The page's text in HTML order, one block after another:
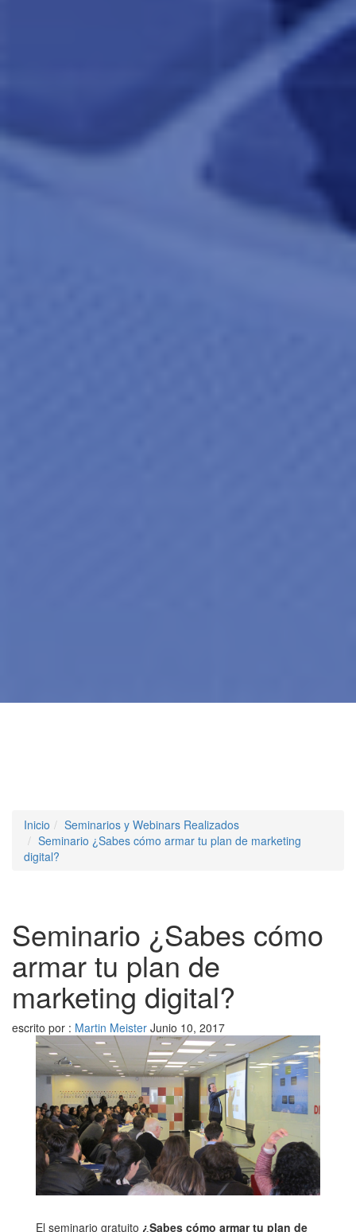
Inicio
Seminarios y Webinars Realizados
Seminario ¿Sabes cómo armar tu plan de marketing
digital?
Seminario ¿Sabes cómo
armar tu plan de
marketing digital?
escrito por : Martin Meister Junio 10, 2017
El seminario gratuito ¿Sabes cómo armar tu plan de